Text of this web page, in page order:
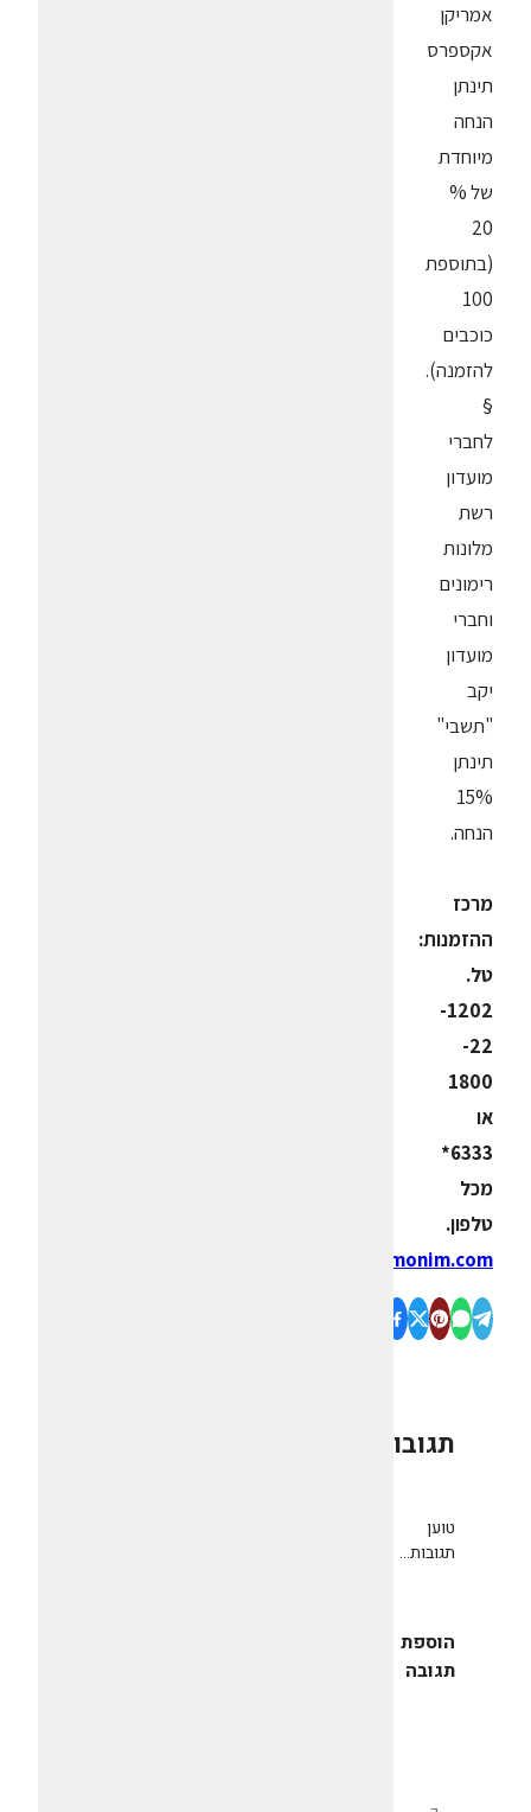
אמריקן
אקספרס
תינתן
הנחה
מיוחדת
של %
20
(בתוספת
100
כוכבים
להזמנה).
§
לחברי
מועדון
רשת
מלונות
רימונים
וחברי
מועדון
יקב
"תשבי"
תינתן
15%
הנחה.
מרכז
ההזמנות:
טל.
1202-
22-
1800
או
6333*
מכל
טלפון.
www.rimonim.com
תגובות
טוען
תגובות...
הוספת
תגובה